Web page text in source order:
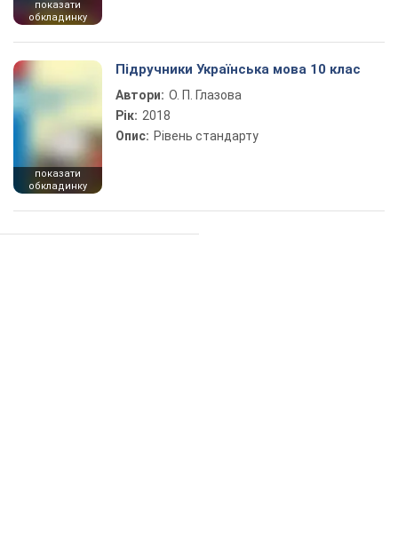
показати
обкладинку
показати
обкладинку
Підручники Українська мова 10 клас
Автори: О. П. Глазова
Рік: 2018
Опис: Рівень стандарту